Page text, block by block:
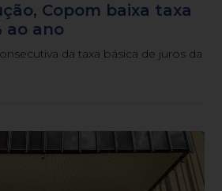
Copom baixa taxa
ao ano
da taxa básica de juros da